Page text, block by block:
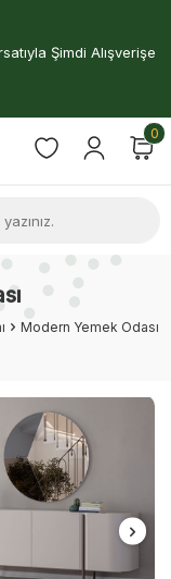
Şimdi Alışverişe
0
Modern Yemek Odası